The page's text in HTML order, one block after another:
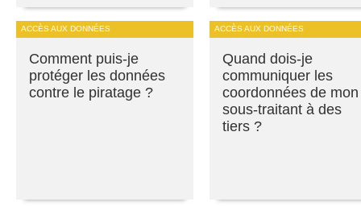
ACCÈS AUX DONNÉES
Comment puis-je
protéger les données
contre le piratage ?
ACCÈS AUX DONNÉES
Quand dois-je
communiquer les
coordonnées de mon
sous-traitant à des
tiers ?